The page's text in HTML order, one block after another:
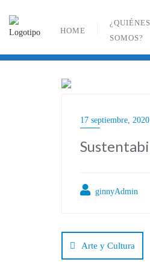
contenido
HOME
¿QUIÉNES
SOMOS?
17 septiembre, 2020
ginnyAdmin
deArte y Cultura